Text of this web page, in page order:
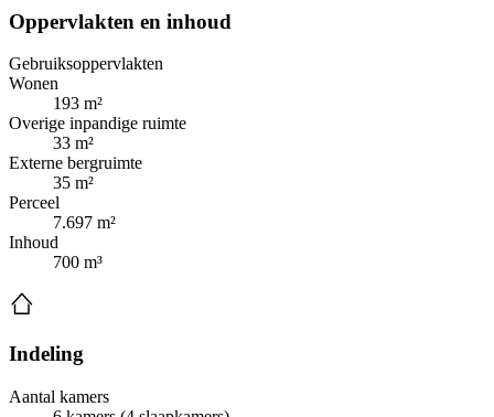
Oppervlakten en inhoud
Gebruiksoppervlakten
Wonen
193 m²
Overige inpandige ruimte
33 m²
Externe bergruimte
35 m²
Perceel
7.697 m²
Inhoud
700 m³
Indeling
Aantal kamers